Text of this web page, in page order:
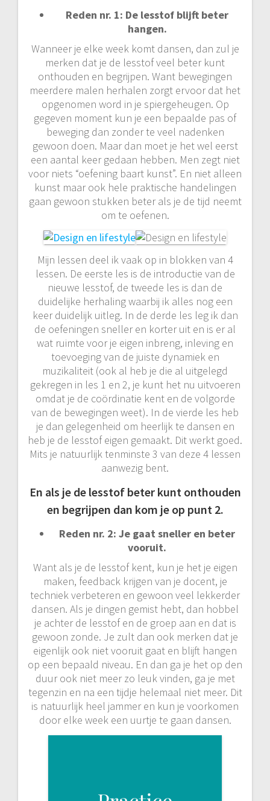
Reden nr. 1: De lesstof blijft beter
hangen.
Wanneer je elke week komt dansen, dan zul je
merken dat je de lesstof veel beter kunt
onthouden en begrijpen. Want bewegingen
meerdere malen herhalen zorgt ervoor dat het
opgenomen word in je spiergeheugen. Op
gegeven moment kun je een bepaalde pas of
beweging dan zonder te veel nadenken
gewoon doen. Maar dan moet je het wel eerst
een aantal keer gedaan hebben. Men zegt niet
voor niets “oefening baart kunst”. En niet alleen
kunst maar ook hele praktische handelingen
gaan gewoon stukken beter als je de tijd neemt
om te oefenen.
Mijn lessen deel ik vaak op in blokken van 4
lessen. De eerste les is de introductie van de
nieuwe lesstof, de tweede les is dan de
duidelijke herhaling waarbij ik alles nog een
keer duidelijk uitleg. In de derde les leg ik dan
de oefeningen sneller en korter uit en is er al
wat ruimte voor je eigen inbreng, inleving en
toevoeging van de juiste dynamiek en
muzikaliteit (ook al heb je die al uitgelegd
gekregen in les 1 en 2, je kunt het nu uitvoeren
omdat je de coördinatie kent en de volgorde
van de bewegingen weet). In de vierde les heb
je dan gelegenheid om heerlijk te dansen en
heb je de lesstof eigen gemaakt. Dit werkt goed.
Mits je natuurlijk tenminste 3 van deze 4 lessen
aanwezig bent.
En als je de lesstof beter kunt onthouden
en begrijpen dan kom je op punt 2.
Reden nr. 2: Je gaat sneller en beter
vooruit.
Want als je de lesstof kent, kun je het je eigen
maken, feedback krijgen van je docent, je
techniek verbeteren en gewoon veel lekkerder
dansen. Als je dingen gemist hebt, dan hobbel
je achter de lesstof en de groep aan en dat is
gewoon zonde. Je zult dan ook merken dat je
eigenlijk ook niet vooruit gaat en blijft hangen
op een bepaald niveau. En dan ga je het op den
duur ook niet meer zo leuk vinden, ga je met
tegenzin en na een tijdje helemaal niet meer. Dit
is natuurlijk heel jammer en kun je voorkomen
door elke week een uurtje te gaan dansen.